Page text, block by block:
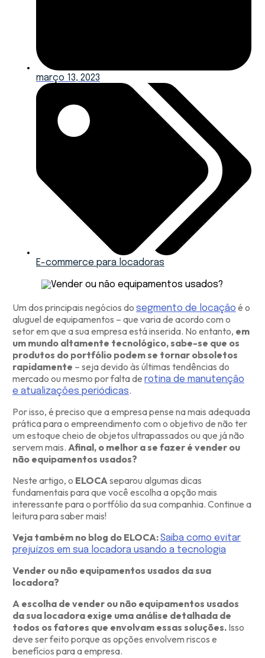
março 13, 2023
E-commerce para locadoras
Um dos principais negócios do segmento de locação é o
aluguel de equipamentos – que varia de acordo com o
setor em que a sua empresa está inserida. No entanto, em
um mundo altamente tecnológico, sabe-se que os
produtos do portfólio podem se tornar obsoletos
rapidamente – seja devido às últimas tendências do
mercado ou mesmo por falta de rotina de manutenção
e atualizações periódicas.
Por isso, é preciso que a empresa pense na mais adequada
prática para o empreendimento com o objetivo de não ter
um estoque cheio de objetos ultrapassados ou que já não
servem mais. Afinal, o melhor a se fazer é vender ou
não equipamentos usados?
Neste artigo, o ELOCAseparou algumas dicas
fundamentais para que você escolha a opção mais
interessante para o portfólio da sua companhia. Continue a
leitura para saber mais!
Veja também no blog do ELOCA:Saiba como evitar
prejuízos em sua locadora usando a tecnologia
Vender ou não equipamentos usados da sua
locadora?
A escolha de vender ou não equipamentos usados
da sua locadora exige uma análise detalhada de
todos os fatores que envolvam essas soluções. Isso
deve ser feito porque as opções envolvem riscos e
benefícios para a empresa.